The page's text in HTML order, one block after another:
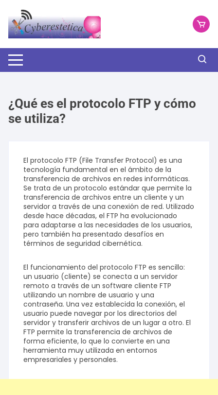
contenido
¿Qué es el protocolo FTP y cómo
se utiliza?
El protocolo FTP (File Transfer Protocol) es una
tecnología fundamental en el ámbito de la
transferencia de archivos en redes informáticas.
Se trata de un protocolo estándar que permite la
transferencia de archivos entre un cliente y un
servidor a través de una conexión de red. Utilizado
desde hace décadas, el FTP ha evolucionado
para adaptarse a las necesidades de los usuarios,
pero también ha presentado desafíos en
términos de seguridad cibernética.
El funcionamiento del protocolo FTP es sencillo:
un usuario (cliente) se conecta a un servidor
remoto a través de un software cliente FTP
utilizando un nombre de usuario y una
contraseña. Una vez establecida la conexión, el
usuario puede navegar por los directorios del
servidor y transferir archivos de un lugar a otro. El
FTP permite la transferencia de archivos de
forma eficiente, lo que lo convierte en una
herramienta muy utilizada en entornos
empresariales y personales.